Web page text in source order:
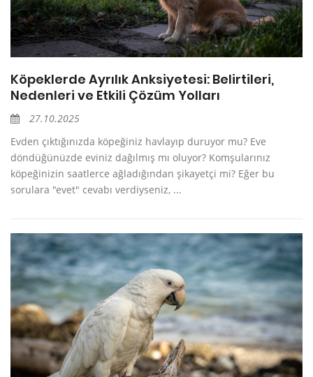
Köpeklerde Ayrılık Anksiyetesi: Belirtileri,
Nedenleri ve Etkili Çözüm Yolları
27.10.2025
Evden çıktığınızda köpeğiniz havlayıp duruyor mu? Eve
döndüğünüzde eviniz dağılmış mı oluyor? Komşularınız
köpeğinizin saatlerce ağladığından şikayetçi mi? Eğer bu
sorulara "evet" cevabı verdiyseniz, ...